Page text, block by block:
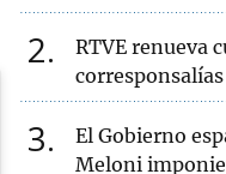
2
RTVE renueva
3
El Gobierno
Meloni